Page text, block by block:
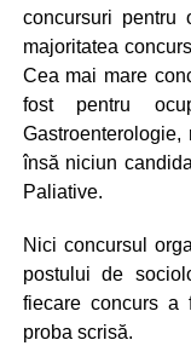
concursuri pentru
majoritatea
Cea mai mare
fost pentru
însă niciun
Paliative.
Nici concursul
postului de
fiecare concurs a
proba scrisă.